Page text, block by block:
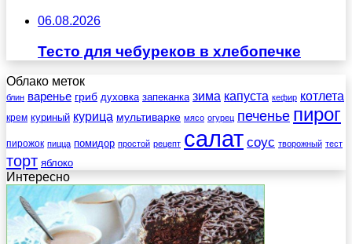
06.08.2026
Тесто для чебуреков в хлебопечке
Облако меток
блин варенье гриб духовка запеканка зима капуста кефир котлета
крем куриный курица мультиварке мясо огурец печенье пирог
пирожок пицца помидор простой рецепт салат соус творожный тест
торт яблоко
Интересно